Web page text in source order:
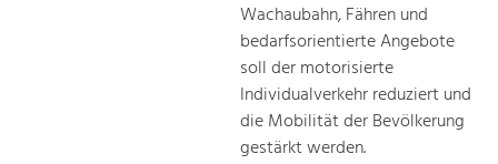
Wachaubahn, Fähren und
bedarfsorientierte Angebote
soll der motorisierte
Individualverkehr reduziert und
die Mobilität der Bevölkerung
gestärkt werden.